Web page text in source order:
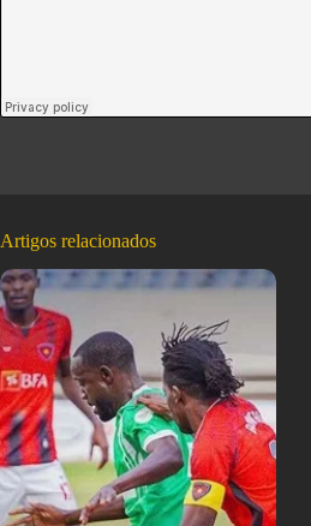
Artigos relacionados